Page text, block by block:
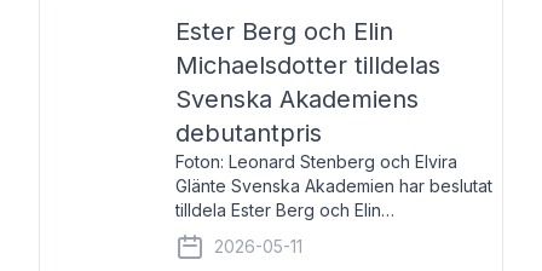
Ester Berg och Elin
Michaelsdotter tilldelas
Svenska Akademiens
debutantpris
Foton: Leonard Stenberg och Elvira
Glänte Svenska Akademien har beslutat
tilldela Ester Berg och Elin
Michaelsdotter Svenska Akademiens
debutantpris för år 2026. Priset är
2026-05-11